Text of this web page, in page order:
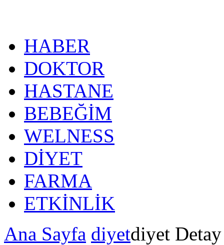
HABER
DOKTOR
HASTANE
BEBEĞİM
WELNESS
DİYET
FARMA
ETKİNLİK
Ana Sayfa diyetdiyet Detay